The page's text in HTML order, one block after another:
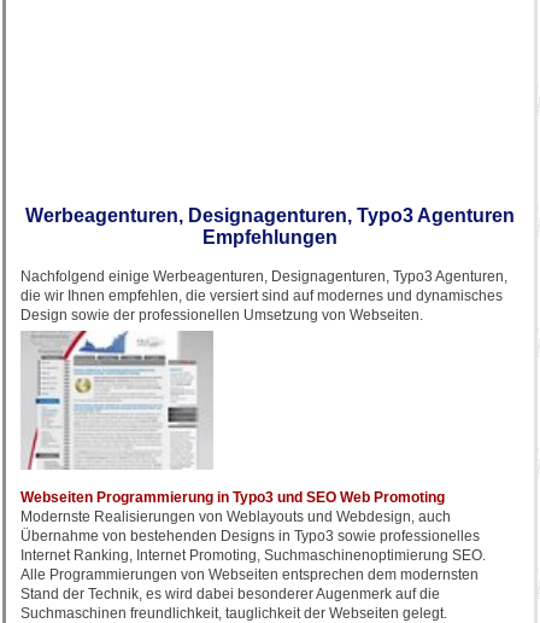
Werbeagenturen, Designagenturen, Typo3 Agenturen
Empfehlungen
Nachfolgend einige Werbeagenturen, Designagenturen, Typo3 Agenturen,
die wir Ihnen empfehlen, die versiert sind auf modernes und dynamisches
Design sowie der professionellen Umsetzung von Webseiten.
Webseiten Programmierung in Typo3 und SEO Web Promoting
Modernste Realisierungen von Weblayouts und Webdesign, auch
Übernahme von bestehenden Designs in Typo3 sowie professionelles
Internet Ranking, Internet Promoting, Suchmaschinenoptimierung SEO.
Alle Programmierungen von Webseiten entsprechen dem modernsten
Stand der Technik, es wird dabei besonderer Augenmerk auf die
Suchmaschinen freundlichkeit, tauglichkeit der Webseiten gelegt.